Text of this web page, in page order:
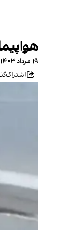
۱۹ مرداد ۱۴۰۳، ۲۳:۳۱ (‎+۱ گرینویچ)